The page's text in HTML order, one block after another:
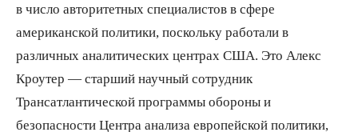
в число авторитетных специалистов в сфере
американской политики, поскольку работали в
различных аналитических центрах США. Это Алекс
Кроутер — старший научный сотрудник
Трансатлантической программы обороны и
безопасности Центра анализа европейской политики,